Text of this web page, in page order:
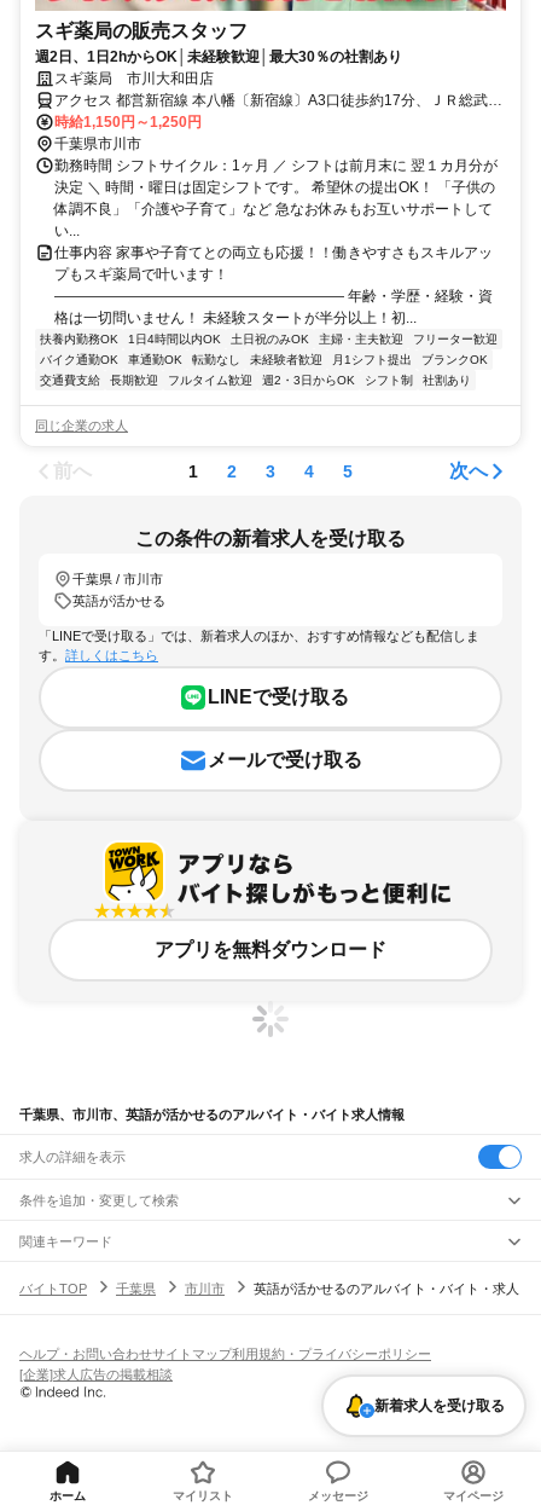
スギ薬局の販売スタッフ
週2日、1日2hからOK│未経験歓迎│最大30％の社割あり
スギ薬局 市川大和田店
アクセス 都営新宿線 本八幡〔新宿線〕A3口徒歩約17分、ＪＲ総武本
線 本八幡〔ＪＲ〕南口徒歩約19分、京成本線 京成八幡出口2徒歩約
22分
時給1,150円～1,250円
千葉県市川市
勤務時間 シフトサイクル：1ヶ月 ／ シフトは前月末に 翌１カ月分が
決定 ＼ 時間・曜日は固定シフトです。 希望休の提出OK！ 「子供の
体調不良」「介護や子育て」など 急なお休みもお互いサポートして
い...
仕事内容 家事や子育てとの両立も応援！！働きやすさもスキルアッ
プもスギ薬局で叶います！
―――――――――――――――――――― 年齢・学歴・経験・資
格は一切問いません！ 未経験スタートが半分以上！初...
扶養内勤務OK 1日4時間以内OK 土日祝のみOK 主婦・主夫歓迎
フリーター歓迎
バイク通勤OK
車通勤OK 転勤なし 未経験者歓迎 月1シフト提出
ブランクOK
交通費支給
長期歓迎 フルタイム歓迎 週2・3日からOK シフト制 社割あり
同じ企業の求人
前へ 1 2 3 4 5 次へ
この条件の新着求人を受け取る
千葉県 / 市川市
英語が活かせる
「LINEで受け取る」では、新着求人のほか、おすすめ情報なども配信しま
す。 詳しくはこちら
LINEで受け取る
メールで受け取る
アプリを無料ダウンロード
千葉県、市川市、英語が活かせるのアルバイト・バイト求人情報
求人の詳細を表示
条件を追加・変更して検索
市区町村を追加・変更
千葉県すべて
銚子市市川市船橋市館山市木更津市松戸市野田市茂原市成田市佐倉市
旭市習志野市柏市勝浦市 八千代市我孫子市
印西市白井市富里市南房総市
印旛郡
駅を追加・変更
南流山駅新松戸駅 新八柱駅 東松戸駅市川大野駅船橋法典駅 西船橋駅
JR中央・総武線
市川駅 本八幡駅 津田沼駅幕張本郷駅幕張駅
市川駅船橋駅 稲毛駅千葉駅 都賀駅 四街道駅
佐倉駅
南酒々井駅
八街駅 日向駅 成東駅 横芝駅飯倉駅 八日市場駅干潟駅旭駅
飲食・フードサービス
飲食・フードサービス
ホールスタッフ
皿洗い・洗い場 精肉・鮮魚加工
バー（BAR）・バーテンダー
飲食店（店長・マネージャー）
営業・販売
営業テレフォンアポインター（テレアポ） ルートセールス
特徴を追加・変更
人気
髪型・髪色自由ひげOKネイルOK
留学生・外国人活躍中
単発・1日OK
期間限定（春夏冬休み等）
シフト
契約社員
派遣社員
関連キーワード
千葉県 市川市 市川駅 英語千葉県 流山市 英語を活かせる
バイトTOP 千葉県 市川市 英語が活かせるのアルバイト・バイト・求人
新着求人を受け取る
ヘルプ・お問い合わせサイトマップ利用規約・プライバシーポリシー
[企業]求人広告の掲載相談
ホーム マイリスト メッセージ マイページ